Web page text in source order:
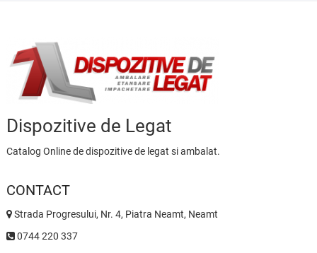
Dispozitive de Legat
Catalog Online de dispozitive de legat si ambalat.
CONTACT
Strada Progresului, Nr. 4, Piatra Neamt, Neamt
0744 220 337